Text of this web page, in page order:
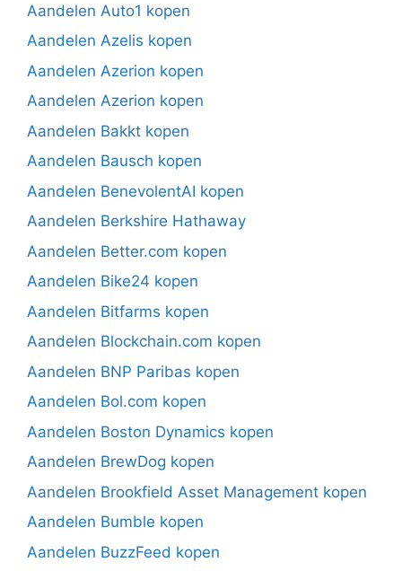
Aandelen Auto1 kopen
Aandelen Azelis kopen
Aandelen Azerion kopen
Aandelen Azerion kopen
Aandelen Bakkt kopen
Aandelen Bausch kopen
Aandelen BenevolentAI kopen
Aandelen Berkshire Hathaway
Aandelen Better.com kopen
Aandelen Bike24 kopen
Aandelen Bitfarms kopen
Aandelen Blockchain.com kopen
Aandelen BNP Paribas kopen
Aandelen Bol.com kopen
Aandelen Boston Dynamics kopen
Aandelen BrewDog kopen
Aandelen Brookfield Asset Management kopen
Aandelen Bumble kopen
Aandelen BuzzFeed kopen